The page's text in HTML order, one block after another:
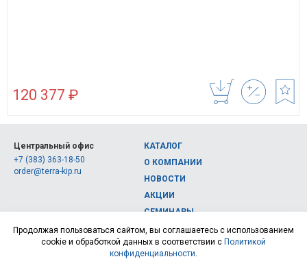
120 377 ₽
Центральный офис
+7 (383) 363-18-50
order@terra-kip.ru
КАТАЛОГ
О КОМПАНИИ
НОВОСТИ
АКЦИИ
СЕМИНАРЫ
КОНТАКТЫ
© 2026, Интернет-магазин измерительных приборов Терра Импэкс
Продолжая пользоваться сайтом, вы соглашаетесь с использованием
cookie и обработкой данных в соответствии с Политикой
конфиденциальности.